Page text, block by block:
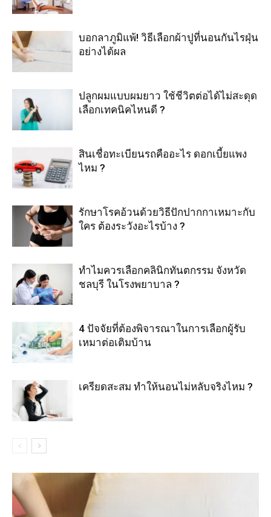
บอกลาภูมิแพ้! วิธีเลือกผ้าปูที่นอนกันไรฝุ่น
อย่างได้ผล
ปลูกผมแบบผมยาว ใช้ชีวิตต่อได้ไม่สะดุด
เลือกเทคนิคไหนดี ?
สินเชื่อทะเบียนรถคืออะไร ดอกเบี้ยแพง
ไหม ?
รักษาโรคอ้วนด้วยวิธีปักปากกาเหมาะกับ
ใคร ต้องระวังอะไรบ้าง ?
ทำไมควรเลือกคลินิกทันตกรรม จังหวัด
ชลบุรี ในโรงพยาบาล ?
4 ปัจจัยที่ต้องพิจารณาในการเลือกผู้รับ
เหมาต่อเติมบ้าน
เครียดสะสม ทำให้นอนไม่หลับจริงไหม ?